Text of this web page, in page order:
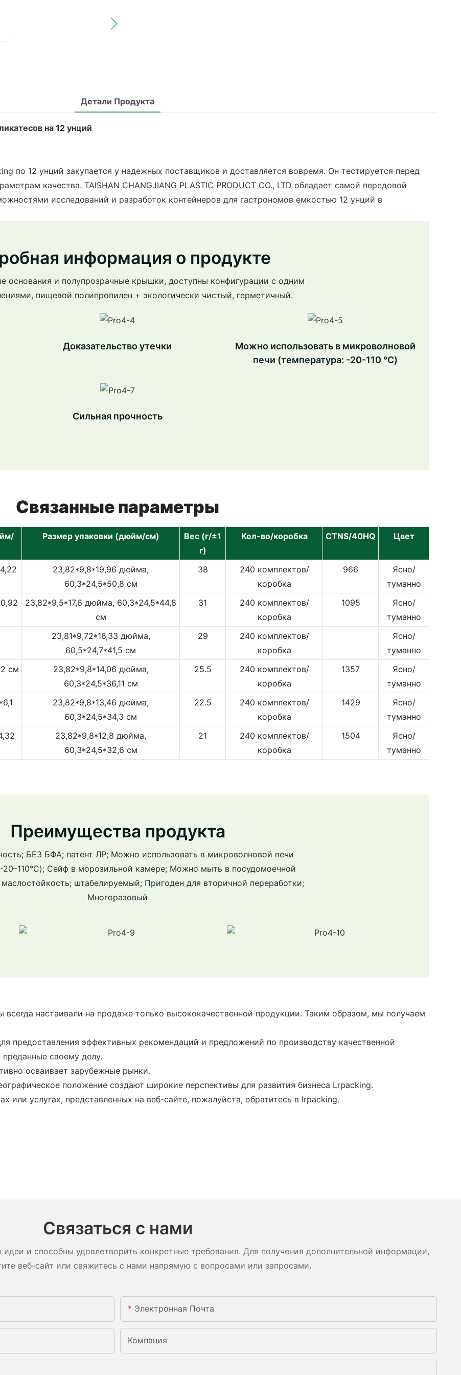
Детали Продукта
на 12 унций
по 12 унций закупается у надежных поставщиков и доставляется вовремя. Он тестируется перед
качества. TAISHAN CHANGJIANG PLASTIC PRODUCT CO., LTD обладает самой передовой
исследований и разработок контейнеров для гастрономов емкостью 12 унций в
информация о продукте
основания и полупрозрачные крышки, доступны конфигурации с одним
пищевой полипропилен + экологически чистый, герметичный.
Доказательство утечки
Можно использовать в микроволновой
печи (температура: -20-110 ℃)
Сильная прочность
Связанные параметры
Размер упаковки (дюйм/см)
Вес (г/±1
г)
Кол-во/коробка CTNS/40HQ Цвет
23,82*9,8*19,96 дюйма,
60,3*24,5*50,8 см
38
240 комплектов/
коробка
966
Ясно/
туманно
23,82*9,5*17,6 дюйма, 60,3*24,5*44,8
см
31
240 комплектов/
коробка
1095
Ясно/
туманно
23,81*9,72*16,33 дюйма,
60,5*24,7*41,5 см
29
240 комплектов/
коробка
Ясно/
туманно
см
23,82*9,8*14,06 дюйма,
60,3*24,5*36,11 см
25.5
240 комплектов/
коробка
1357
Ясно/
туманно
23,82*9,8*13,46 дюйма,
60,3*24,5*34,3 см
22.5
240 комплектов/
коробка
1429
Ясно/
туманно
23,82*9,8*12,8 дюйма,
60,3*24,5*32,6 см
21
240 комплектов/
коробка
1504
Ясно/
туманно
Преимущества продукта
БЕЗ БФА; патент ЛР; Можно использовать в микроволновой печи
20–110°C); Сейф в морозильной камере; Можно мыть в посудомоечной
штабелируемый; Пригоден для вторичной переработки;
Многоразовый
настаивали на продаже только высококачественной продукции. Таким образом, мы получаем
предоставления эффективных рекомендаций и предложений по производству качественной
своему делу.
осваивает зарубежные рынки.
положение создают широкие перспективы для развития бизнеса Lrpacking.
или услугах, представленных на веб-сайте, пожалуйста, обратитесь в lrpacking.
Связаться с нами
и способны удовлетворить конкретные требования. Для получения дополнительной информации,
веб-сайт или свяжитесь с нами напрямую с вопросами или запросами.
Электронная Почта
Компания